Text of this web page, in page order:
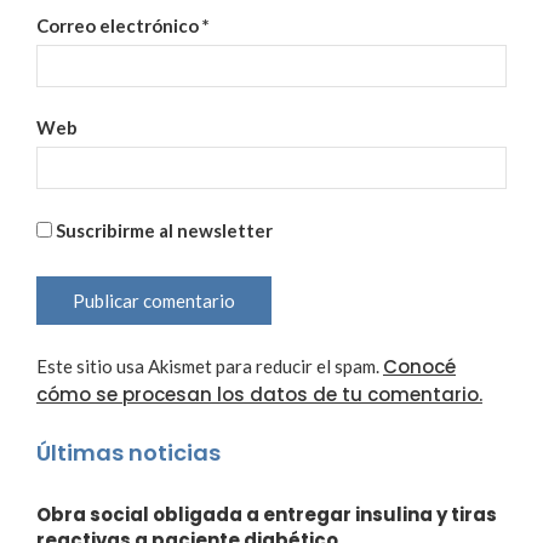
Correo electrónico*
Web
Suscribirme al newsletter
Este sitio usa Akismet para reducir el spam. Conocé
cómo se procesan los datos de tu comentario.
Últimas noticias
Obra social obligada a entregar insulina y tiras